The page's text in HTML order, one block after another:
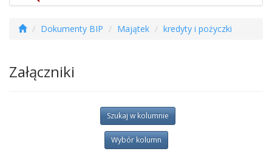
Dokumenty BIP Majątek kredyty i pożyczki
Załączniki
Szukaj w kolumnie
Wybór kolumn